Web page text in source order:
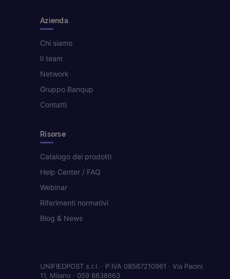
Azienda
Chi siamo
Il team
Network
Gruppo Banqup
Contatti
Risorse
Catalogo dei prodotti
Help Center / FAQ
Webinar
Riferimenti normativi
Blog & News
UNIFIEDPOST s.r.l. · P.IVA 08567210961 · Via Pacini
11, Milano · 059 8638663